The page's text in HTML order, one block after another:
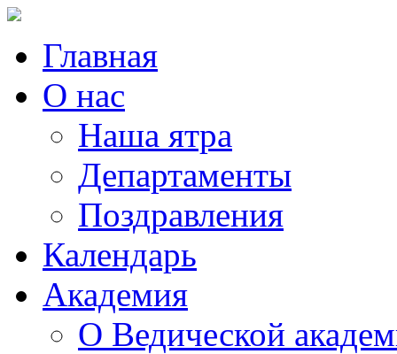
Главная
О нас
Наша ятра
Департаменты
Поздравления
Календарь
Академия
О Ведической